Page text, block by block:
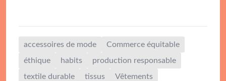
accessoires de mode
Commerce équitable
éthique
habits
production responsable
textile durable
tissus Vêtements